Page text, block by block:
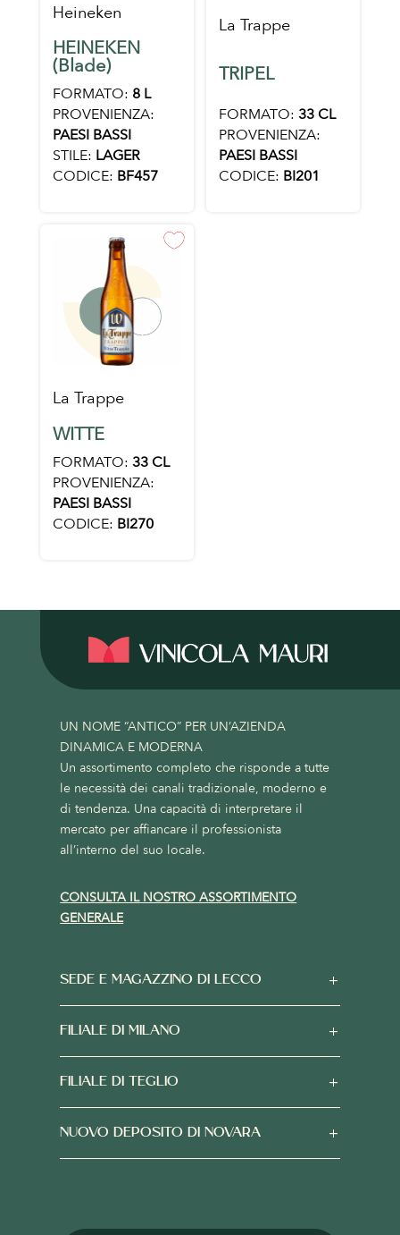
Heineken
HEINEKEN
(Blade)
FORMATO: 8 L
PROVENIENZA:
PAESI BASSI
STILE: LAGER
CODICE: BF457
La Trappe
TRIPEL
FORMATO: 33 CL
PROVENIENZA:
PAESI BASSI
CODICE: BI201
La Trappe
WITTE
FORMATO: 33 CL
PROVENIENZA:
PAESI BASSI
CODICE: BI270
UN NOME “ANTICO” PER UN’AZIENDA
DINAMICA E MODERNA
Un assortimento completo che risponde a tutte
le necessità dei canali tradizionale, moderno e
di tendenza. Una capacità di interpretare il
mercato per affiancare il professionista
all’interno del suo locale.
CONSULTA IL NOSTRO ASSORTIMENTO
GENERALE
SEDE E MAGAZZINO DI LECCO
FILIALE DI MILANO
FILIALE DI TEGLIO
NUOVO DEPOSITO DI NOVARA